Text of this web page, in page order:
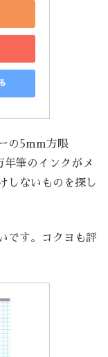
の5mm方眼
年筆のインクがメ
しないものを探し
です。コクヨも評